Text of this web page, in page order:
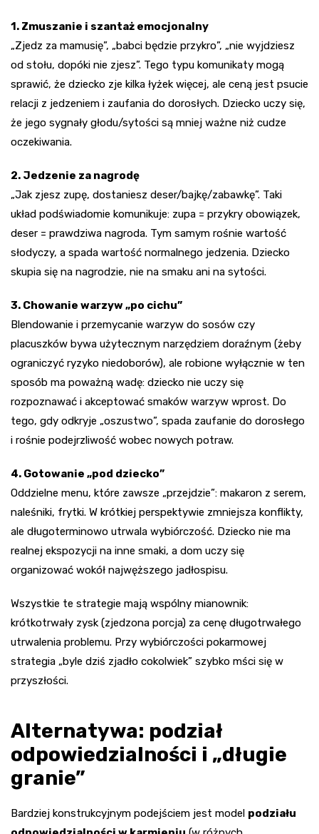
1. Zmuszanie i szantaż emocjonalny
„Zjedz za mamusię”, „babci będzie przykro”, „nie wyjdziesz
od stołu, dopóki nie zjesz”. Tego typu komunikaty mogą
sprawić, że dziecko zje kilka łyżek więcej, ale ceną jest psucie
relacji z jedzeniem i zaufania do dorosłych. Dziecko uczy się,
że jego sygnały głodu/sytości są mniej ważne niż cudze
oczekiwania.
2. Jedzenie za nagrodę
„Jak zjesz zupę, dostaniesz deser/bajkę/zabawkę”. Taki
układ podświadomie komunikuje: zupa = przykry obowiązek,
deser = prawdziwa nagroda. Tym samym rośnie wartość
słodyczy, a spada wartość normalnego jedzenia. Dziecko
skupia się na nagrodzie, nie na smaku ani na sytości.
3. Chowanie warzyw „po cichu”
Blendowanie i przemycanie warzyw do sosów czy
placuszków bywa użytecznym narzędziem doraźnym (żeby
ograniczyć ryzyko niedoborów), ale robione wyłącznie w ten
sposób ma poważną wadę: dziecko nie uczy się
rozpoznawać i akceptować smaków warzyw wprost. Do
tego, gdy odkryje „oszustwo”, spada zaufanie do dorosłego
i rośnie podejrzliwość wobec nowych potraw.
4. Gotowanie „pod dziecko”
Oddzielne menu, które zawsze „przejdzie”: makaron z serem,
naleśniki, frytki. W krótkiej perspektywie zmniejsza konflikty,
ale długoterminowo utrwala wybiórczość. Dziecko nie ma
realnej ekspozycji na inne smaki, a dom uczy się
organizować wokół najwęższego jadłospisu.
Wszystkie te strategie mają wspólny mianownik:
krótkotrwały zysk (zjedzona porcja) za cenę długotrwałego
utrwalenia problemu. Przy wybiórczości pokarmowej
strategia „byle dziś zjadło cokolwiek” szybko mści się w
przyszłości.
Alternatywa: podział
odpowiedzialności i „długie
granie”
Bardziej konstrukcyjnym podejściem jest model podziału